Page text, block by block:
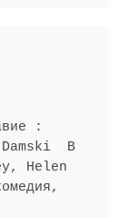
:
Damski В
Helen